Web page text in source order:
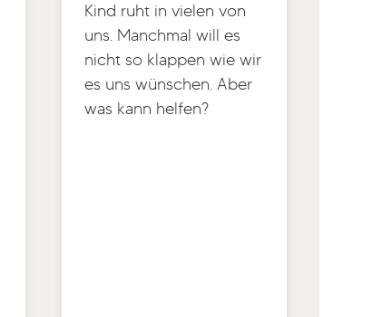
Kind ruht in vielen von
uns. Manchmal will es
nicht so klappen wie wir
es uns wünschen. Aber
was kann helfen?